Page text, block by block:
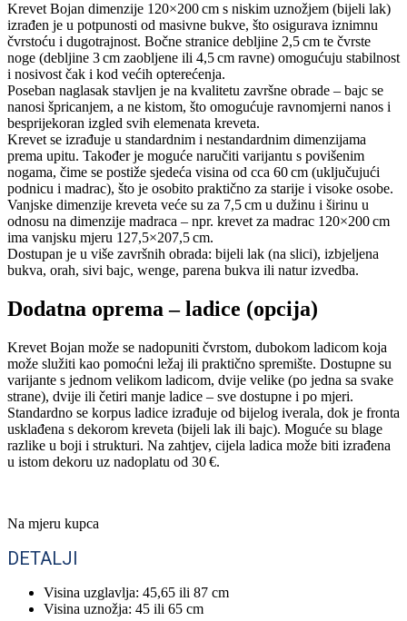
Krevet Bojan dimenzije 120×200 cm s niskim uznožjem (bijeli lak)
izrađen je u potpunosti od masivne bukve, što osigurava iznimnu
čvrstoću i dugotrajnost. Bočne stranice debljine 2,5 cm te čvrste
noge (debljine 3 cm zaobljene ili 4,5 cm ravne) omogućuju stabilnost
i nosivost čak i kod većih opterećenja.
Poseban naglasak stavljen je na kvalitetu završne obrade – bajc se
nanosi špricanjem, a ne kistom, što omogućuje ravnomjerni nanos i
besprijekoran izgled svih elemenata kreveta.
Krevet se izrađuje u standardnim i nestandardnim dimenzijama
prema upitu. Također je moguće naručiti varijantu s povišenim
nogama, čime se postiže sjedeća visina od cca 60 cm (uključujući
podnicu i madrac), što je osobito praktično za starije i visoke osobe.
Vanjske dimenzije kreveta veće su za 7,5 cm u dužinu i širinu u
odnosu na dimenzije madraca – npr. krevet za madrac 120×200 cm
ima vanjsku mjeru 127,5×207,5 cm.
Dostupan je u više završnih obrada: bijeli lak (na slici), izbjeljena
bukva, orah, sivi bajc, wenge, parena bukva ili natur izvedba.
Dodatna oprema – ladice (opcija)
Krevet Bojan može se nadopuniti čvrstom, dubokom ladicom koja
može služiti kao pomoćni ležaj ili praktično spremište. Dostupne su
varijante s jednom velikom ladicom, dvije velike (po jedna sa svake
strane), dvije ili četiri manje ladice – sve dostupne i po mjeri.
Standardno se korpus ladice izrađuje od bijelog iverala, dok je fronta
usklađena s dekorom kreveta (bijeli lak ili bajc). Moguće su blage
razlike u boji i strukturi. Na zahtjev, cijela ladica može biti izrađena
u istom dekoru uz nadoplatu od 30 €.
Na mjeru kupca
DETALJI
Visina uzglavlja: 45,65 ili 87 cm
Visina uznožja: 45 ili 65 cm